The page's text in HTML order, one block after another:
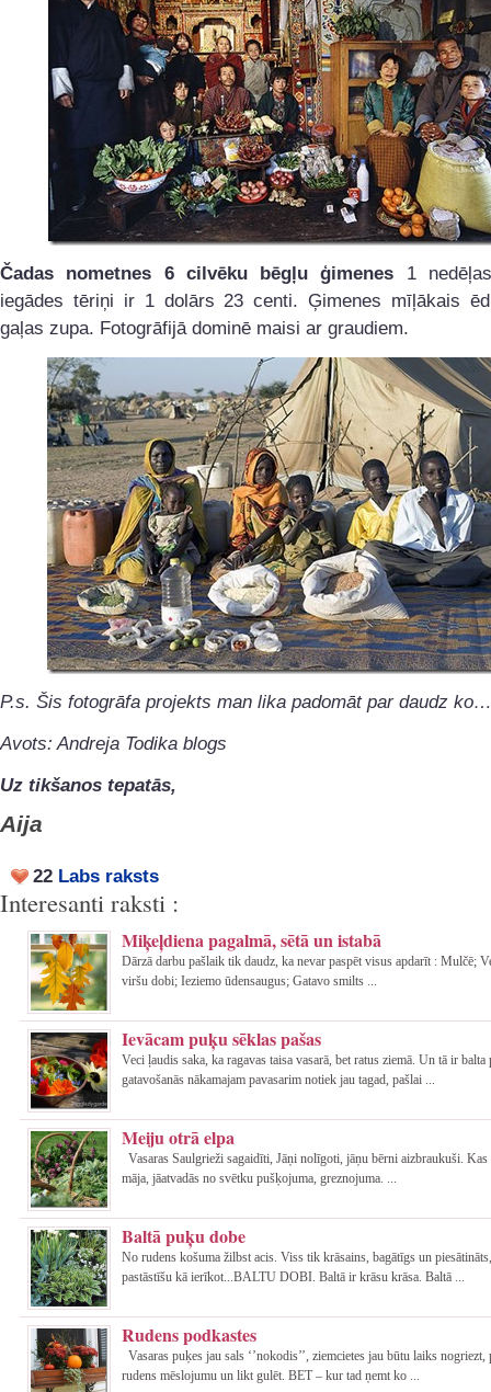
Čadas nometnes 6 cilvēku bēgļu ģimenes 1
iegādes tēriņi ir 1 dolārs 23 centi. Ģimenes mīļākais
gaļas zupa. Fotogrāfijā dominē maisi ar graudiem.
P.s. Šis fotogrāfa projekts man lika padomāt par daudz
Avots: Andreja Todika blogs
Uz tikšanos tepatās,
Aija
22 Labs raksts
Interesanti raksti :
Miķeļdiena pagalmā, sētā un istabā
Dārzā darbu pašlaik tik daudz, ka nevar paspēt visus apdarīt : Mulčē;
viršu dobi; Ieziemo ūdensaugus; Gatavo smilts ...
Ievācam puķu sēklas pašas
Veci ļaudis saka, ka ragavas taisa vasarā, bet ratus ziemā. Un tā ir
gatavošanās nākamajam pavasarim notiek jau tagad, pašlai ...
Meiju otrā elpa
Vasaras Saulgrieži sagaidīti, Jāņi nolīgoti, jāņu bērni aizbraukuši. Kas
māja, jāatvadās no svētku pušķojuma, greznojuma. ...
Baltā puķu dobe
No rudens košuma žilbst acis. Viss tik krāsains, bagātīgs un
pastāstīšu kā ierīkot...BALTU DOBI. Baltā ir krāsu krāsa. Baltā ...
Rudens podkastes
Vasaras puķes jau sals ‘’nokodis’’, ziemcietes jau būtu laiks nogriezt,
rudens mēslojumu un likt gulēt. BET – kur tad ņemt ko ...